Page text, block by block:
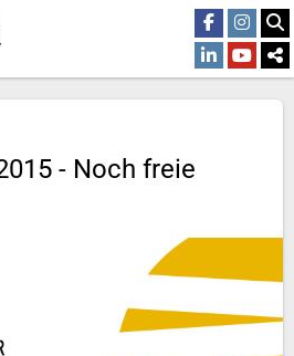
- Noch freie